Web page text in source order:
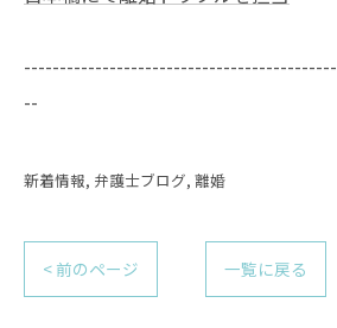
--
新着情報 弁護士ブログ 離婚
< 前のページ 一覧に戻る